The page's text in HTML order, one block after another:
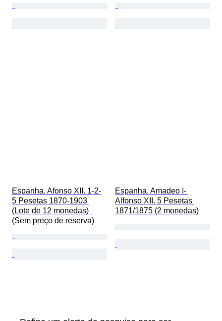
Espanha. Afonso XII. 1-2-
5 Pesetas 1870-1903
(Lote de 12 monedas)
(Sem preço de reserva)
Espanha. Amadeo I-
Alfonso XII. 5 Pesetas
1871/1875 (2 monedas)